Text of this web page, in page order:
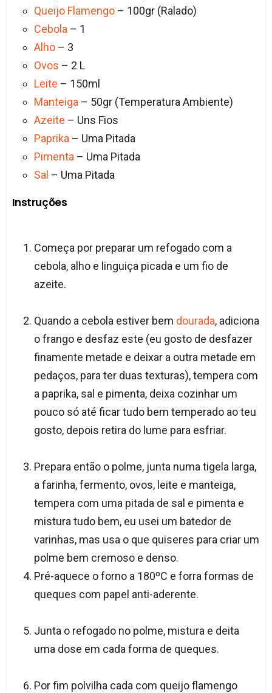
Queijo Flamengo– 100gr (Ralado)
Cebola – 1
Alho– 3
Ovos – 2 L
Leite – 150ml
Manteiga – 50gr (Temperatura Ambiente)
Azeite – Uns Fios
Paprika – Uma Pitada
Pimenta – Uma Pitada
Sal – Uma Pitada
Instruções
Começa por preparar um refogado com a
cebola, alho e linguiça picada e um fio de
azeite.
Quando a cebola estiver bem dourada, adiciona
o frango e desfaz este (eu gosto de desfazer
finamente metade e deixar a outra metade em
pedaços, para ter duas texturas), tempera com
a paprika, sal e pimenta, deixa cozinhar um
pouco só até ficar tudo bem temperado ao teu
gosto, depois retira do lume para esfriar.
Prepara então o polme, junta numa tigela larga,
a farinha, fermento, ovos, leite e manteiga,
tempera com uma pitada de sal e pimenta e
mistura tudo bem, eu usei um batedor de
varinhas, mas usa o que quiseres para criar um
polme bem cremoso e denso.
Pré-aquece o forno a 180ºC e forra formas de
queques com papel anti-aderente.
Junta o refogado no polme, mistura e deita
uma dose em cada forma de queques.
Por fim polvilha cada com queijo flamengo